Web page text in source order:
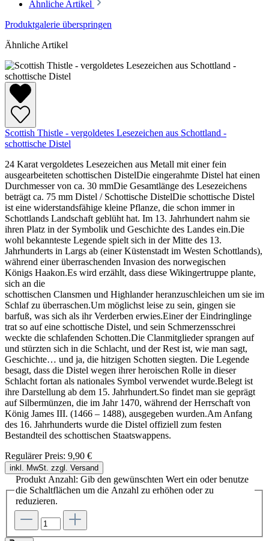
Ähnliche Artikel
Produktgalerie überspringen
Ähnliche Artikel
Scottish Thistle - vergoldetes Lesezeichen aus Schottland -
schottische Distel
24 Karat vergoldetes Lesezeichen aus Metall mit einer fein
ausgearbeiteten schottischen DistelDie eingerahmte Distel hat einen
Durchmesser von ca. 30 mmDie Gesamtlänge des Lesezeichens
beträgt ca. 75 mm Distel / Schottische DistelDie schottische Distel
ist eine widerstandsfähige kleine Pflanze, die schon immer in
Schottlands Landschaft geblüht hat. Im 13. Jahrhundert nahm sie
ihren Platz in der Symbolik und Geschichte des Landes ein.Die
wohl bekannteste Legende spielt sich in der Mitte des 13.
Jahrhunderts in Largs ab (einer Küstenstadt im Westen Schottlands),
während einer überraschenden Invasion des norwegischen
Königs Haakon.Es wird erzählt, dass diese Wikingertruppe plante,
sich an die
schottischen Clansmen und Highlander heranzuschleichen um sie im
Schlaf zu überraschen.Um möglichst leise zu sein, gingen sie
barfuß, was sich als ihr Verderben erwies.Einer der Eindringlinge
trat so auf eine schottische Distel, und sein Schmerzensschrei
weckte die schlafenden Schotten.Die Clanmitglieder sprangen auf
und stürzten sich in die Schlacht, und der Rest ist, wie man sagt,
Geschichte… und ja, die hitzigen Schotten siegten. Die Legende
besagt, dass die Distel wegen ihrer heroischen Rolle in dieser
Schlacht fortan als nationales Symbol verwendet wurde.Belegt ist
ihre Darstellung ab dem 15. Jahrhundert.So findet man sie geprägt
auf Silbermünzen, die im Jahr 1470, während der Herrschaft von
König James III. (1466 – 1488), ausgegeben wurden.Am Anfang
des 16. Jahrhunderts wurde die Distel offiziell zum festen
Bestandteil des schottischen Staatswappens.
Regulärer Preis: 9,90 €
inkl. MwSt. zzgl. Versand
Produkt Anzahl: Gib den gewünschten Wert ein oder benutze
die Schaltflächen um die Anzahl zu erhöhen oder zu
reduzieren.